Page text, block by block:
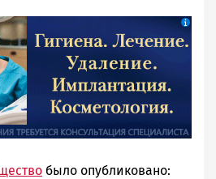
было опубликовано: